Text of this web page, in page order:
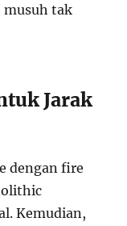
musuh tak
Jarak
dengan fire
Kemudian,